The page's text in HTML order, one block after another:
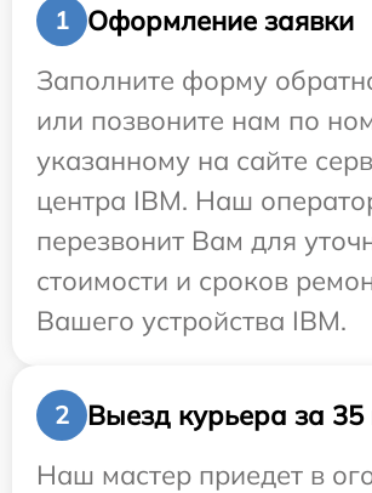
1
Оформление заявки
Заполните форму
или позвоните нам по
указанному на сайте
центра IBM. Наш
перезвонит Вам для
стоимости и сроков
Вашего устройства IBM.
2
Выезд курьера за 35
Наш мастер приедет в